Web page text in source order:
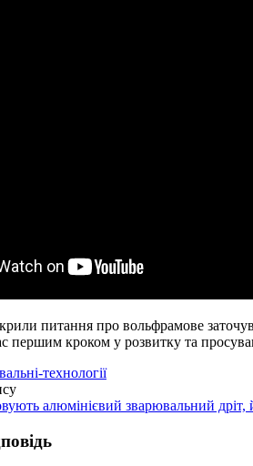
питання про вольфрамове
першим кроком у розвитку та
технології
алюмінієвий зварювальний